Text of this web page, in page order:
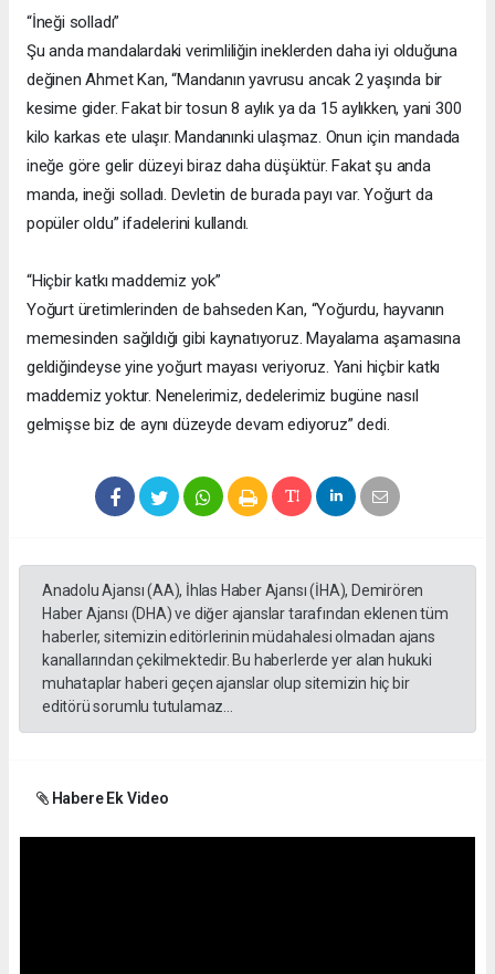
“İneği solladı”
Şu anda mandalardaki verimliliğin ineklerden daha iyi olduğuna
değinen Ahmet Kan, “Mandanın yavrusu ancak 2 yaşında bir
kesime gider. Fakat bir tosun 8 aylık ya da 15 aylıkken, yani 300
kilo karkas ete ulaşır. Mandanınki ulaşmaz. Onun için mandada
ineğe göre gelir düzeyi biraz daha düşüktür. Fakat şu anda
manda, ineği solladı. Devletin de burada payı var. Yoğurt da
popüler oldu” ifadelerini kullandı.
“Hiçbir katkı maddemiz yok”
Yoğurt üretimlerinden de bahseden Kan, “Yoğurdu, hayvanın
memesinden sağıldığı gibi kaynatıyoruz. Mayalama aşamasına
geldiğindeyse yine yoğurt mayası veriyoruz. Yani hiçbir katkı
maddemiz yoktur. Nenelerimiz, dedelerimiz bugüne nasıl
gelmişse biz de aynı düzeyde devam ediyoruz” dedi.
Anadolu Ajansı (AA), İhlas Haber Ajansı (İHA), Demirören
Haber Ajansı (DHA) ve diğer ajanslar tarafından eklenen tüm
haberler, sitemizin editörlerinin müdahalesi olmadan ajans
kanallarından çekilmektedir. Bu haberlerde yer alan hukuki
muhataplar haberi geçen ajanslar olup sitemizin hiç bir
editörü sorumlu tutulamaz...
Habere Ek Video